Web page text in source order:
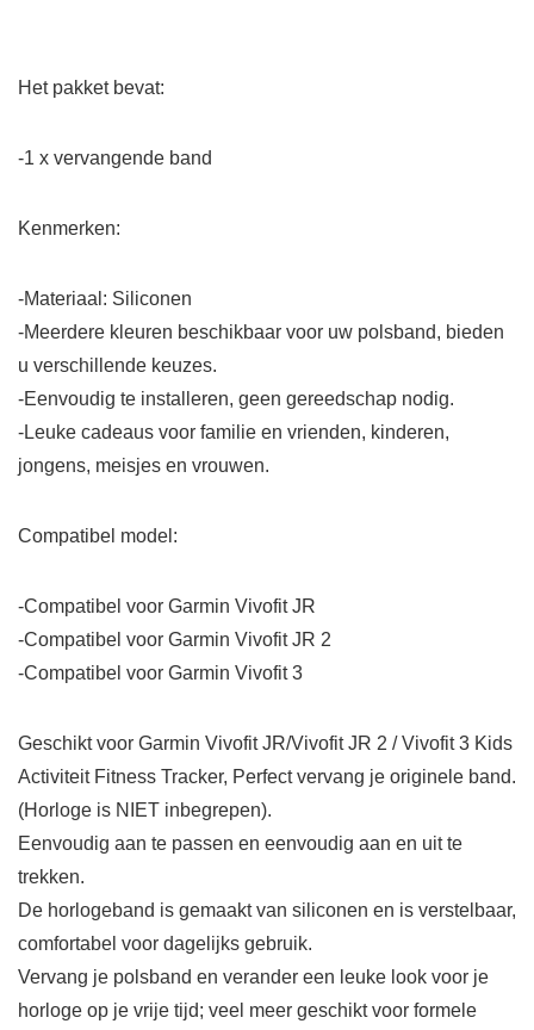
Het pakket bevat:
-1 x vervangende band
Kenmerken:
-Materiaal: Siliconen
-Meerdere kleuren beschikbaar voor uw polsband, bieden
u verschillende keuzes.
-Eenvoudig te installeren, geen gereedschap nodig.
-Leuke cadeaus voor familie en vrienden, kinderen,
jongens, meisjes en vrouwen.
Compatibel model:
-Compatibel voor Garmin Vivofit JR
-Compatibel voor Garmin Vivofit JR 2
-Compatibel voor Garmin Vivofit 3
Geschikt voor Garmin Vivofit JR/Vivofit JR 2 / Vivofit 3 Kids
Activiteit Fitness Tracker, Perfect vervang je originele band.
(Horloge is NIET inbegrepen).
Eenvoudig aan te passen en eenvoudig aan en uit te
trekken.
De horlogeband is gemaakt van siliconen en is verstelbaar,
comfortabel voor dagelijks gebruik.
Vervang je polsband en verander een leuke look voor je
horloge op je vrije tijd; veel meer geschikt voor formele